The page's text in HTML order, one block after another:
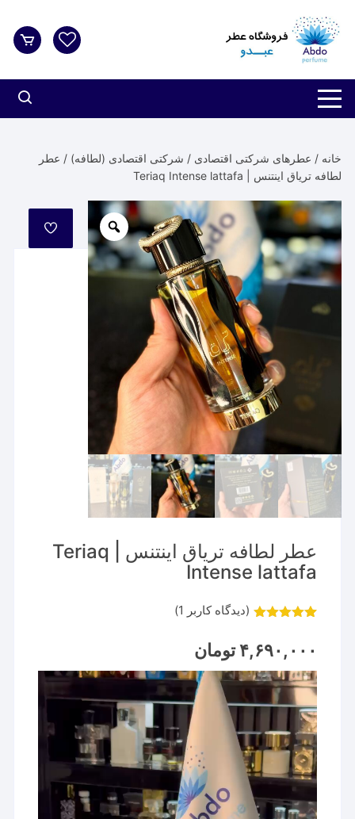
شدن
خانه / عطرهای شرکتی اقتصادی / شرکتی اقتصادی (لطافه) / عطر
لطافه تریاق اینتنس | Teriaq Intense lattafa
مورد
علاقه
عطر لطافه تریاق اینتنس | Teriaq
Intense lattafa
مشتری
(دیدگاه کاربر 1
)
۴,۶۹۰,۰۰۰ تومان
نمایشگر
ویدیو